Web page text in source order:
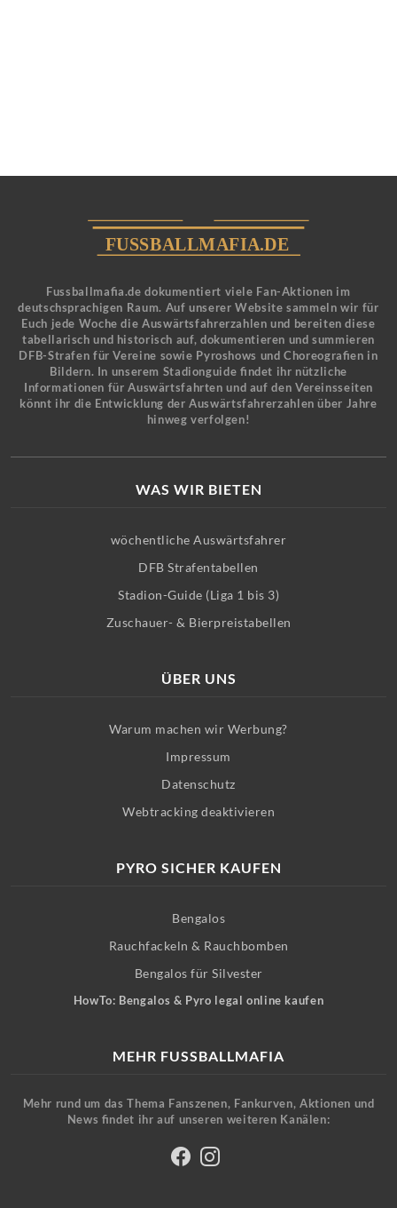
Fussballmafia.de dokumentiert viele Fan-Aktionen im
deutschsprachigen Raum. Auf unserer Website sammeln wir für
Euch jede Woche die Auswärtsfahrerzahlen und bereiten diese
tabellarisch und historisch auf, dokumentieren und summieren
DFB-Strafen für Vereine sowie Pyroshows und Choreografien in
Bildern. In unserem Stadionguide findet ihr nützliche
Informationen für Auswärtsfahrten und auf den Vereinsseiten
könnt ihr die Entwicklung der Auswärtsfahrerzahlen über Jahre
hinweg verfolgen!
WAS WIR BIETEN
wöchentliche Auswärtsfahrer
DFB Strafentabellen
Stadion-Guide (Liga 1 bis 3)
Zuschauer- & Bierpreistabellen
ÜBER UNS
Warum machen wir Werbung?
Impressum
Datenschutz
Webtracking deaktivieren
PYRO SICHER KAUFEN
Bengalos
Rauchfackeln & Rauchbomben
Bengalos für Silvester
HowTo: Bengalos & Pyro legal online kaufen
MEHR FUSSBALLMAFIA
Mehr rund um das Thema Fanszenen, Fankurven, Aktionen und
News findet ihr auf unseren weiteren Kanälen: